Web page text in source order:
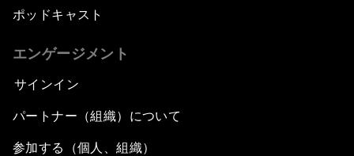
ポッドキャスト
エンゲージメント
サインイン
パートナー（組織）について
参加する（個人、組織）